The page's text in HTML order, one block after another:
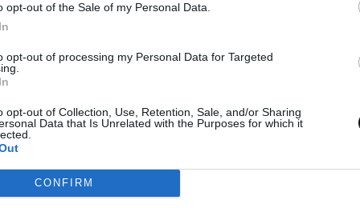
opt-out of the Sale of my Personal Data.
opt-out of processing my Personal Data for Targeted
opt-out of Collection, Use, Retention, Sale, and/or Sharing
Data that Is Unrelated with the Purposes for which it
CONFIRM
να απαιτεί αρκετούς
διαδικασία, συνέχισε: «Αν θέλεις να το
το τι θέλεις να κάνεις, πιθανόν να χρειαστείς
να απευθυνθείς σε εταιρεία που προσφέρει